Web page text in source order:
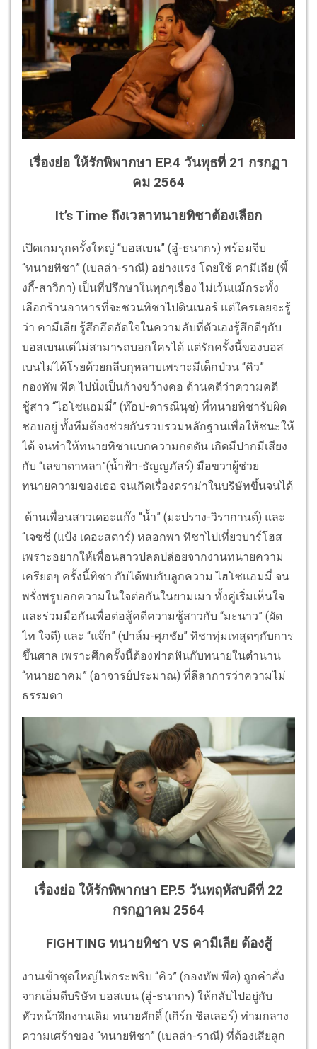
เรื่องย่อ ให้รักพิพากษา EP.4 วันพุธที่ 21 กรกฏา
คม 2564
It’s Time ถึงเวลาทนายทิชาต้องเลือก
เปิดเกมรุกครั้งใหญ่ “บอสเบน” (อู๋-ธนากร) พร้อมจีบ
“ทนายทิชา” (เบลล่า-ราณี) อย่างแรง โดยใช้ คามีเลีย (พิ้
งกี้-สาวิกา) เป็นที่ปรึกษาในทุกๆเรื่อง ไม่เว้นแม้กระทั้ง
เลือกร้านอาหารที่จะชวนทิชาไปดินเนอร์ แต่ใครเลยจะรู้
ว่า คามีเลีย รู้สึกอึดอัดใจในความลับที่ตัวเองรู้สึกดีๆกับ
บอสเบนแต่ไม่สามารถบอกใครได้ แต่รักครั้งนี้ของบอส
เบนไม่ได้โรยด้วยกลีบกุหลาบเพราะมีเด็กป่วน “คิว”
กองทัพ พีค ไปนั่งเป็นก้างขว้างคอ ด้านคดีว่าความคดี
ชู้สาว “ไฮโซแอมมี่” (ท๊อป-ดารณีนุช) ที่ทนายทิชารับผิด
ชอบอยู่ ทั้งทีมต้องช่วยกันรวบรวมหลักฐานเพื่อให้ชนะให้
ได้ จนทำให้ทนายทิชาแบกความกดดัน เกิดมีปากมีเสียง
กับ “เลขาดาหลา”(น้ำฟ้า-ธัญญภัสร์) มือขวาผู้ช่วย
ทนายความของเธอ จนเกิดเรื่องดราม่าในบริษัทขึ้นจนได้
ด้านเพื่อนสาวเดอะแก๊ง “น้ำ” (มะปราง-วิรากานต์) และ
“เจซซี่ (แป้ง เดอะสตาร์) หลอกพา ทิชาไปเที่ยวบาร์โฮส
เพราะอยากให้เพื่อนสาวปลดปล่อยจากงานทนายความ
เครียดๆ ครั้งนี้ทิชา กับได้พบกับลูกความ ไฮโซแอมมี่ จน
พรั่งพรูบอกความในใจต่อกันในยามเมา ทั้งคู่เริ่มเห็นใจ
และร่วมมือกันเพื่อต่อสู้คดีความชู้สาวกับ “มะนาว” (ผัด
ไท ใจดี) และ “แจ๊ก” (ปาล์ม-ศุภชัย” ทิชาทุ่มเทสุดๆกับการ
ขึ้นศาล เพราะศึกครั้งนี้ต้องฟาดฟันกับทนายในตำนาน
“ทนายอาคม” (อาจารย์ประมาณ) ที่ลีลาการว่าความไม่
ธรรมดา
เรื่องย่อ ให้รักพิพากษา EP.5 วันพฤหัสบดีที่ 22
กรกฏาคม 2564
FIGHTING ทนายทิชา VS คามีเลีย ต้องสู้
งานเข้าชุดใหญ่ไฟกระพริบ “คิว” (กองทัพ พีค) ถูกคำสั่ง
จากเอ็มดีบริษัท บอสเบน (อู๋-ธนากร) ให้กลับไปอยู่กับ
หัวหน้าฝึกงานเดิม ทนายศักดิ์ (เกิร์ก ชิลเลอร์) ท่ามกลาง
ความเศร้าของ “ทนายทิชา” (เบลล่า-ราณี) ที่ต้องเสียลูก